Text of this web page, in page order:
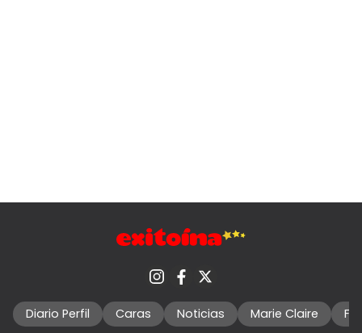
Diario Perfil Caras Noticias Marie Claire